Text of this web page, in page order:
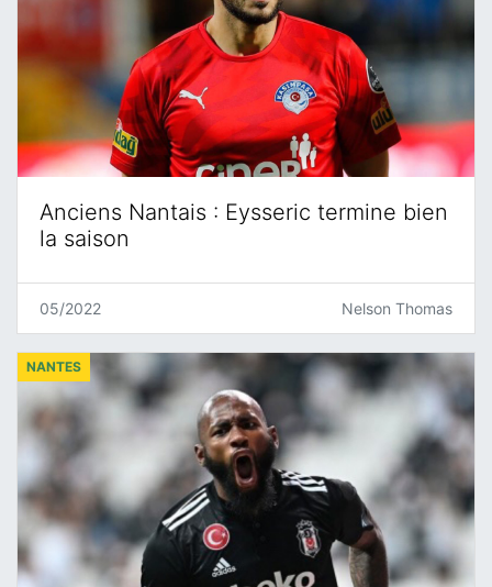
Anciens Nantais : Eysseric termine bien
la saison
05/2022 Nelson Thomas
NANTES